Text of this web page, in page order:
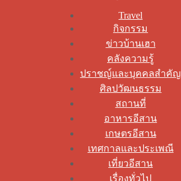
Travel
กิจกรรม
ข่าวบ้านเฮา
คลังความรู้
ปราชญ์และบุคคลสำคัญ
ศิลปวัฒนธรรม
สถานที่
อาหารอีสาน
เกษตรอีสาน
เทศกาลและประเพณี
เที่ยวอีสาน
เรื่องทั่วไป